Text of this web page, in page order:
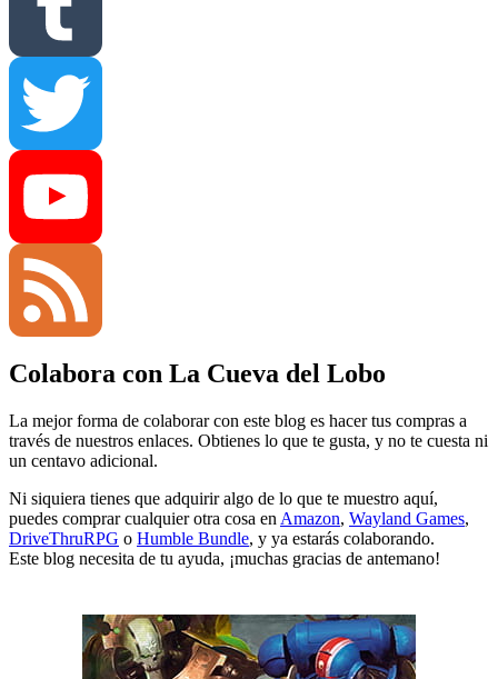
Pinterest
Tumblr
Twitter
YouTube
Channel
Feed
Colabora con La Cueva del Lobo
La mejor forma de colaborar con este blog es hacer tus compras a
través de nuestros enlaces. Obtienes lo que te gusta, y no te cuesta ni
un centavo adicional.
Ni siquiera tienes que adquirir algo de lo que te muestro aquí,
puedes comprar cualquier otra cosa en Amazon, Wayland Games,
DriveThruRPG o Humble Bundle, y ya estarás colaborando.
Este blog necesita de tu ayuda, ¡muchas gracias de antemano!